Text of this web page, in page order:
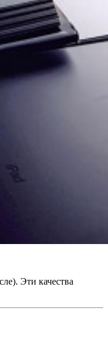
Эти качества